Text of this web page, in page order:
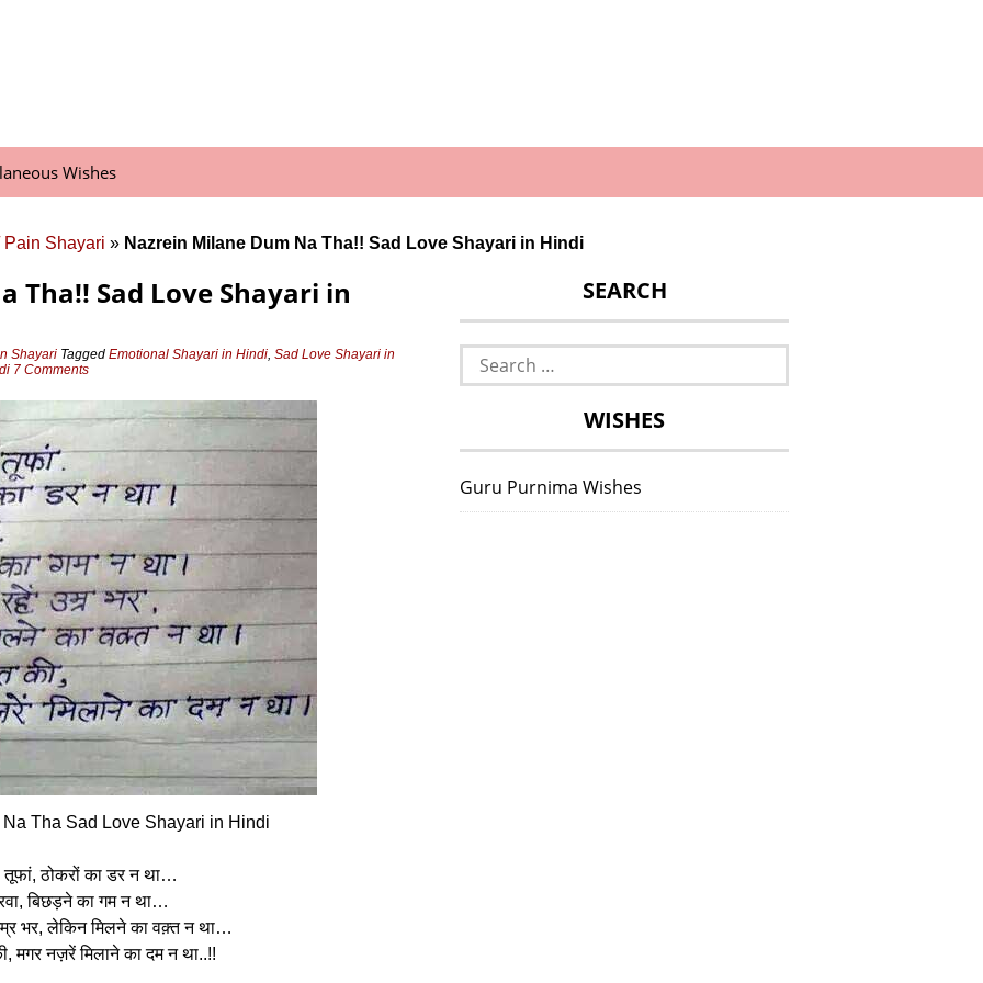
Wishes
Pain Shayari » Nazrein Milane Dum Na Tha!! Sad Love Shayari in Hindi
Tha!! Sad Love Shayari in
Shayari Tagged Emotional Shayari in Hindi, Sad Love Shayari in
7 Comments
Tha Sad Love Shayari in Hindi
ठोकरों का डर न था…
बिछड़ने का गम न था…
भर, लेकिन मिलने का वक़्त न था…
मगर नज़रें मिलाने का दम न था..!!
SEARCH
Search
for:
WISHES
Guru Purnima Wishes